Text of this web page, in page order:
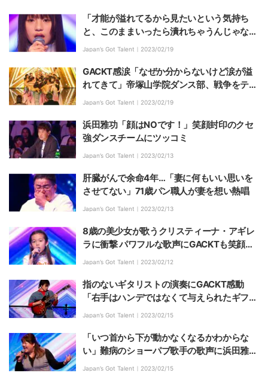
「才能が溢れてるから見たいという気持ち
と、このままいったら潰れちゃうんじゃない
かという気持ち」11歳の美少女シンガーの歌
Japan’s Got Talent｜ 2023/02/19
GACKT感涙「なぜか分からないけど涙が溢
れてきて」帝塚山学院ダンス部、戦争をテー
マにしたパフォーマンスで『Japan’s Got Tal
Japan’s Got Talent｜ 2023/02/19
浜田雅功「顔はNOです！」笑顔封印のクセ
強ダンスチームにツッコミ
Japan’s Got Talent｜ 2023/02/13
肝臓がんで余命4年…「妻に何もいい思いを
させてない」71歳パン職人が妻を想い熱唱
Japan’s Got Talent｜ 2023/02/13
8歳の美少女が歌うクリスティーナ・アギレ
ラに衝撃 パワフルな歌声にGACKTも笑顔
「あれだけ表現力があるのは期待したい」
Japan’s Got Talent｜ 2023/02/12
指のないギタリストの演奏にGACKT感動
「右手はハンデではなくて与えられたギフ
ト」
Japan’s Got Talent｜ 2023/02/15
「いつ首から下が動かなくなるかわからな
い」難病のショーパブ歌手の歌声に浜田雅功
も感動
Japan’s Got Talent｜ 2023/02/15